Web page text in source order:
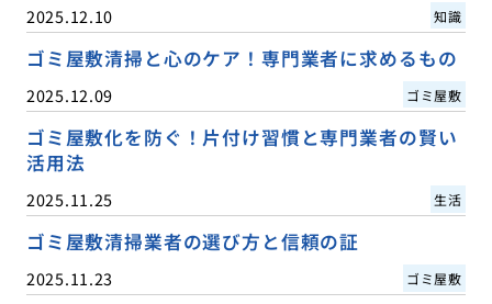
2025.12.10 知識
ゴミ屋敷清掃と心のケア！専門業者に求めるもの
2025.12.09 ゴミ屋敷
ゴミ屋敷化を防ぐ！片付け習慣と専門業者の賢い
活用法
2025.11.25 生活
ゴミ屋敷清掃業者の選び方と信頼の証
2025.11.23 ゴミ屋敷